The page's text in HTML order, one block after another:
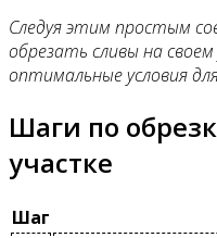
Следуя этим простым
обрезать сливы на
оптимальные условия
Шаги по
участке
Шаг